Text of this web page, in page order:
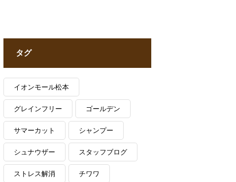
タグ
イオンモール松本
グレインフリー ゴールデン
サマーカット シャンプー
シュナウザー スタッフブログ
ストレス解消 チワワ